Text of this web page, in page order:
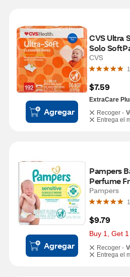
Agregar
CVS Ultra
Solo
192 CT
CVS
$7.59
ExtraCare
Recoger -
Entrega el
Agregar
Pampers
Perfume
(Tub Not
Pampers
$9.79
Buy 1, Get
Recoger -
Entrega el